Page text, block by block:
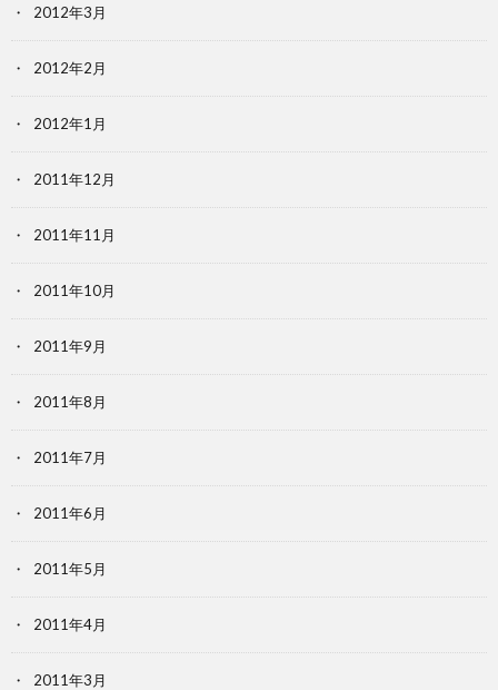
2012年3月
2012年2月
2012年1月
2011年12月
2011年11月
2011年10月
2011年9月
2011年8月
2011年7月
2011年6月
2011年5月
2011年4月
2011年3月